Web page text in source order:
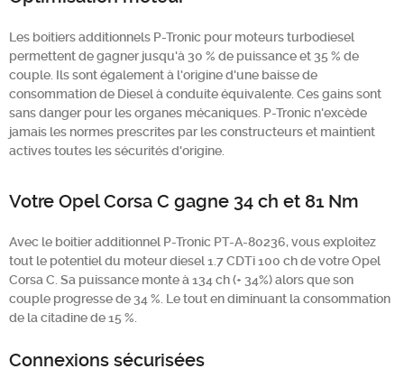
Les boitiers additionnels P-Tronic pour moteurs turbodiesel
permettent de gagner jusqu'à 30 % de puissance et 35 % de
couple. Ils sont également à l'origine d'une baisse de
consommation de Diesel à conduite équivalente. Ces gains sont
sans danger pour les organes mécaniques. P-Tronic n'excède
jamais les normes prescrites par les constructeurs et maintient
actives toutes les sécurités d'origine.
Votre Opel Corsa C gagne 34 ch et 81 Nm
Avec le boitier additionnel P-Tronic PT-A-80236, vous exploitez
tout le potentiel du moteur diesel 1.7 CDTi 100 ch de votre Opel
Corsa C. Sa puissance monte à 134 ch (+ 34%) alors que son
couple progresse de 34 %. Le tout en diminuant la consommation
de la citadine de 15 %.
Connexions sécurisées